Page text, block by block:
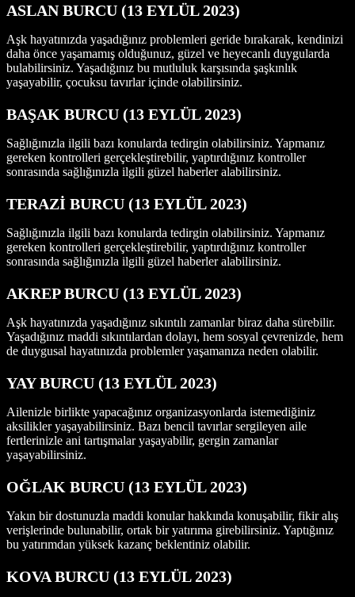
ASLAN BURCU (13 EYLÜL 2023)
Aşk hayatınızda yaşadığınız problemleri geride bırakarak, kendinizi
daha önce yaşamamış olduğunuz, güzel ve heyecanlı duygularda
bulabilirsiniz. Yaşadığınız bu mutluluk karşısında şaşkınlık
yaşayabilir, çocuksu tavırlar içinde olabilirsiniz.
BAŞAK BURCU (13 EYLÜL 2023)
Sağlığınızla ilgili bazı konularda tedirgin olabilirsiniz. Yapmanız
gereken kontrolleri gerçekleştirebilir, yaptırdığınız kontroller
sonrasında sağlığınızla ilgili güzel haberler alabilirsiniz.
TERAZİ BURCU (13 EYLÜL 2023)
Sağlığınızla ilgili bazı konularda tedirgin olabilirsiniz. Yapmanız
gereken kontrolleri gerçekleştirebilir, yaptırdığınız kontroller
sonrasında sağlığınızla ilgili güzel haberler alabilirsiniz.
AKREP BURCU (13 EYLÜL 2023)
Aşk hayatınızda yaşadığınız sıkıntılı zamanlar biraz daha sürebilir.
Yaşadığınız maddi sıkıntılardan dolayı, hem sosyal çevrenizde, hem
de duygusal hayatınızda problemler yaşamanıza neden olabilir.
YAY BURCU (13 EYLÜL 2023)
Ailenizle birlikte yapacağınız organizasyonlarda istemediğiniz
aksilikler yaşayabilirsiniz. Bazı bencil tavırlar sergileyen aile
fertlerinizle ani tartışmalar yaşayabilir, gergin zamanlar
yaşayabilirsiniz.
OĞLAK BURCU (13 EYLÜL 2023)
Yakın bir dostunuzla maddi konular hakkında konuşabilir, fikir alış
verişlerinde bulunabilir, ortak bir yatırıma girebilirsiniz. Yaptığınız
bu yatırımdan yüksek kazanç beklentiniz olabilir.
KOVA BURCU (13 EYLÜL 2023)